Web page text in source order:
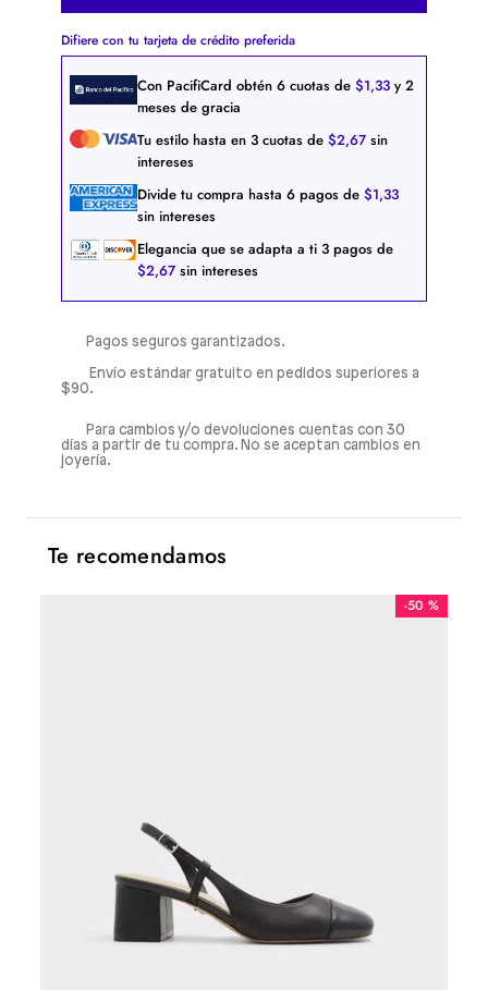
Difiere con tu tarjeta de crédito preferida
Con PacifiCard obtén 6 cuotas de $1,33 y 2
meses de gracia
Tu estilo hasta en 3 cuotas de $2,67 sin
intereses
Divide tu compra hasta 6 pagos de $1,33
sin intereses
Elegancia que se adapta a ti 3 pagos de
$2,67 sin intereses
Pagos seguros garantizados.
Envío estándar gratuito en pedidos superiores a
$90.
Para cambios y/o devoluciones cuentas con 30
días a partir de tu compra. No se aceptan cambios en
joyería.
Te recomendamos
-50 %